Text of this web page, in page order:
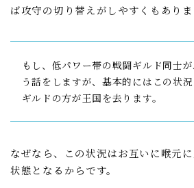
ば攻守の切り替えがしやすくもありま
もし、低パワー帯の戦闘ギルド同士
う話をしますが、基本的にはこの状
ギルドの方が王国を去ります。
なぜなら、この状況はお互いに喉元
状態となるからです。